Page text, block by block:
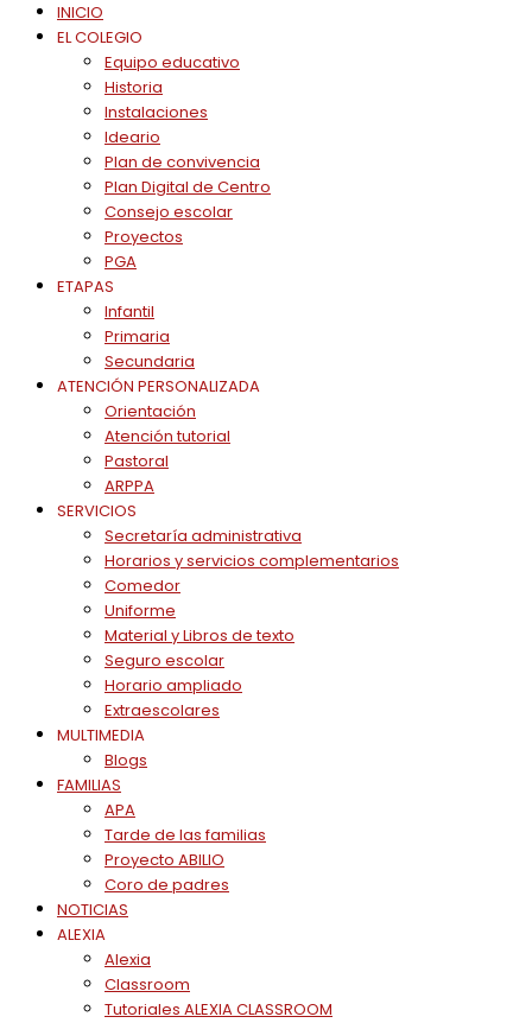
INICIO
EL COLEGIO
Equipo educativo
Historia
Instalaciones
Ideario
Plan de convivencia
Plan Digital de Centro
Consejo escolar
Proyectos
PGA
ETAPAS
Infantil
Primaria
Secundaria
ATENCIÓN PERSONALIZADA
Orientación
Atención tutorial
Pastoral
ARPPA
SERVICIOS
Secretaría administrativa
Horarios y servicios complementarios
Comedor
Uniforme
Material y Libros de texto
Seguro escolar
Horario ampliado
Extraescolares
MULTIMEDIA
Blogs
FAMILIAS
APA
Tarde de las familias
Proyecto ABILIO
Coro de padres
NOTICIAS
ALEXIA
Alexia
Classroom
Tutoriales ALEXIA CLASSROOM